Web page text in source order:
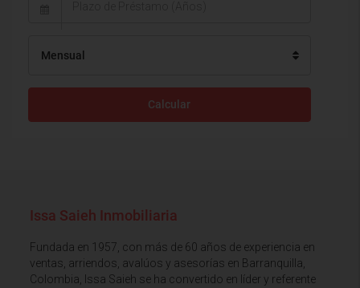
Mensual
Calcular
Issa Saieh Inmobiliaria
Fundada en 1957, con más de 60 años de experiencia en
ventas, arriendos, avalúos y asesorías en Barranquilla,
Colombia, Issa Saieh se ha convertido en líder y referente